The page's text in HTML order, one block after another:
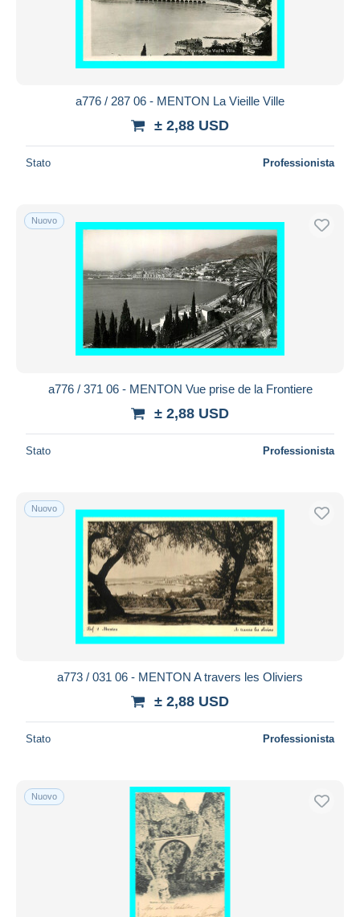
a776 / 287 06 - MENTON La Vieille Ville
± 2,88 USD
Stato Professionista
Nuovo
a776 / 371 06 - MENTON Vue prise de la Frontiere
± 2,88 USD
Stato Professionista
Nuovo
a773 / 031 06 - MENTON A travers les Oliviers
± 2,88 USD
Stato Professionista
Nuovo